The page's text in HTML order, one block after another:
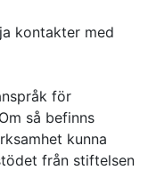
kontakter med
för
så befinns
kunna
från stiftelsen